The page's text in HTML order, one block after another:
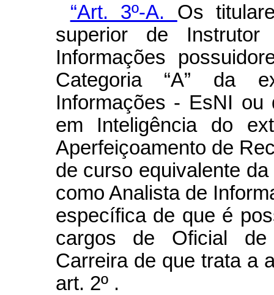
“Art. 3º-A. Os
superior de
Informações
Categoria “A” da
Informações - EsNI ou
em Inteligência do
Aperfeiçoamento de
de curso equivalente
como Analista de
específica de que é
cargos de Oficial de
Carreira de que trata a
art. 2º .